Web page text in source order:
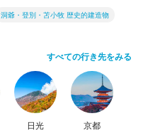
洞爺・登別・苫小牧 歴史的建造物
すべての行き先をみる
日光 京都